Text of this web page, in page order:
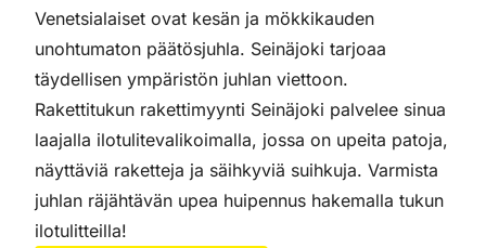
Venetsialaiset ovat kesän ja mökkikauden
unohtumaton päätösjuhla. Seinäjoki tarjoaa
täydellisen ympäristön juhlan viettoon.
Rakettitukun rakettimyynti Seinäjoki palvelee sinua
laajalla ilotulitevalikoimalla, jossa on upeita patoja,
näyttäviä raketteja ja säihkyviä suihkuja. Varmista
juhlan räjähtävän upea huipennus hakemalla tukun
ilotulitteilla!